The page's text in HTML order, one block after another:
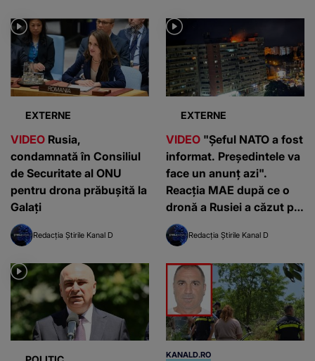
EXTERNE
VIDEO Rusia,
condamnată în Consiliul
de Securitate al ONU
pentru drona prăbușită la
Galați
Redacția Știrile Kanal D
EXTERNE
VIDEO "Șeful NATO a fost
informat. Președintele va
face un anunț azi".
Reacția MAE după ce o
dronă a Rusiei a căzut pe
un bloc din Galați
Redacția Știrile Kanal D
KANALD.RO